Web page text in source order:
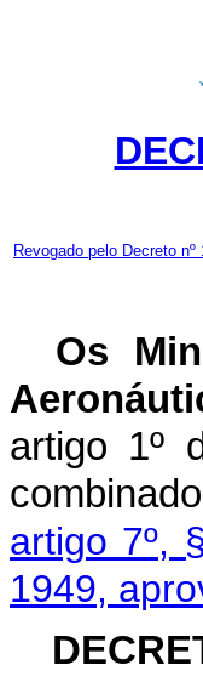
Revogado pelo Decreto
Os
artigo 1º
artigo 7º,
1949,